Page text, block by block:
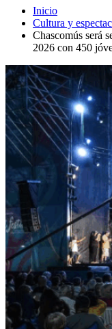
Inicio
Cultura y
Chascomús será
2026 con 450